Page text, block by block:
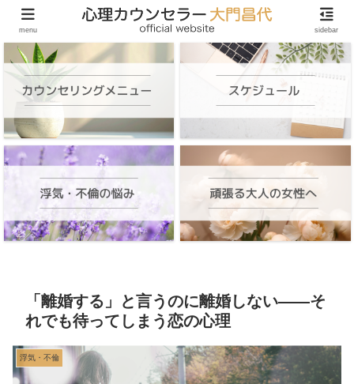
頑張る大人の女性のためのオンラインカウンセリング
「離婚する」と言うのに離婚しない——そ
れでも待ってしまう恋の心理
浮気・不倫
menu sidebar